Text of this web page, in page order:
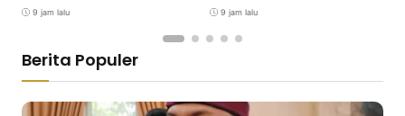
9 jam lalu 9 jam lalu
Berita Populer